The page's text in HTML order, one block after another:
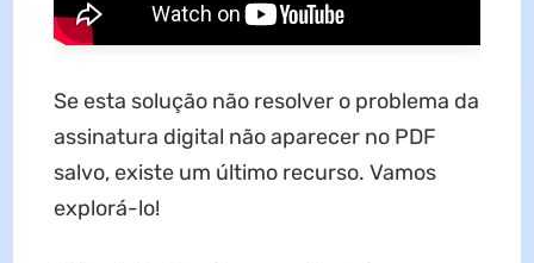
Se esta solução não resolver o problema da
assinatura digital não aparecer no PDF
salvo, existe um último recurso. Vamos
explorá-lo!